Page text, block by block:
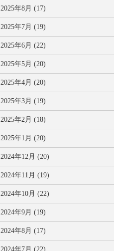
2025年8月 (17)
2025年7月 (19)
2025年6月 (22)
2025年5月 (20)
2025年4月 (20)
2025年3月 (19)
2025年2月 (18)
2025年1月 (20)
2024年12月 (20)
2024年11月 (19)
2024年10月 (22)
2024年9月 (19)
2024年8月 (17)
2024年7月 (22)